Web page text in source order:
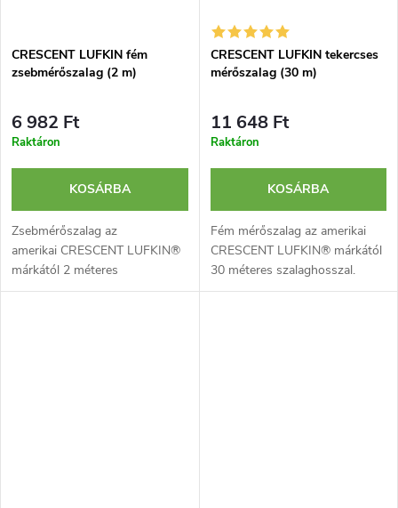
CRESCENT LUFKIN fém
zsebmérőszalag (2 m)
6 982 Ft
Raktáron
KOSÁRBA
Zsebmérőszalag az
amerikai CRESCENT LUFKIN®
márkától 2 méteres
szalaghosszal és fém
CRESCENT LUFKIN tekercses
mérőszalag (30 m)
11 648 Ft
Raktáron
KOSÁRBA
Fém mérőszalag az amerikai
CRESCENT LUFKIN® márkától
30 méteres szalaghosszal.
Kétoldalas skála - metrikus és